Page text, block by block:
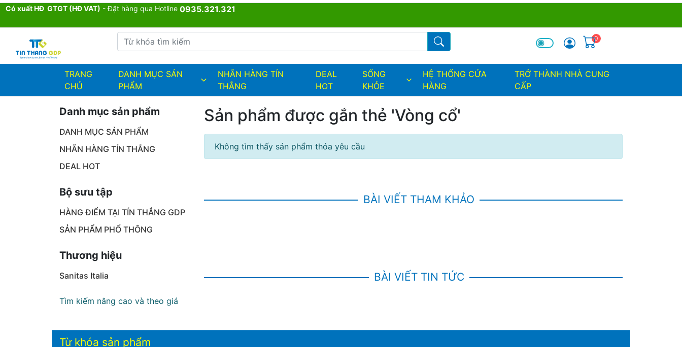
Có xuất HĐ GTGT (HĐ VAT) - Đặt hàng qua Hotline 0935.321.321
admin.configuration.shipping.providers.fields.logo
Từ khóa tìm kiếm
Từ khóa tìm kiếm
0
TRANG
CHỦ
DANH MỤC SẢN
PHẨM
NHÃN HÀNG TÍN
THẮNG
DEAL
HOT
SỐNG
KHỎE
HỆ THỐNG CỬA
HÀNG
TRỞ THÀNH NHÀ CUNG
CẤP
Sản phẩm được gắn thẻ 'Vòng cổ'
Không tìm thấy sản phẩm thỏa yêu cầu
BÀI VIẾT THAM KHẢO
BÀI VIẾT TIN TỨC
Danh mục sản phẩm
DANH MỤC SẢN PHẨM
NHÃN HÀNG TÍN THẮNG
DEAL HOT
Bộ sưu tập
HÀNG ĐIỂM TẠI TÍN THẮNG GDP
SẢN PHẨM PHỔ THÔNG
Thương hiệu
Sanitas Italia
Tìm kiếm nâng cao và theo giá
Từ khóa sản phẩm